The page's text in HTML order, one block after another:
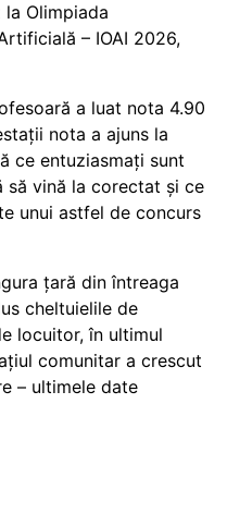
Olimpiada
– IOAI 2026,
a luat nota 4.90
nota a ajuns la
ce entuziasmați sunt
să vină la corectat și ce
unui astfel de concurs
țară din întreaga
cheltuielile de
locuitor, în ultimul
comunitar a crescut
– ultimele date